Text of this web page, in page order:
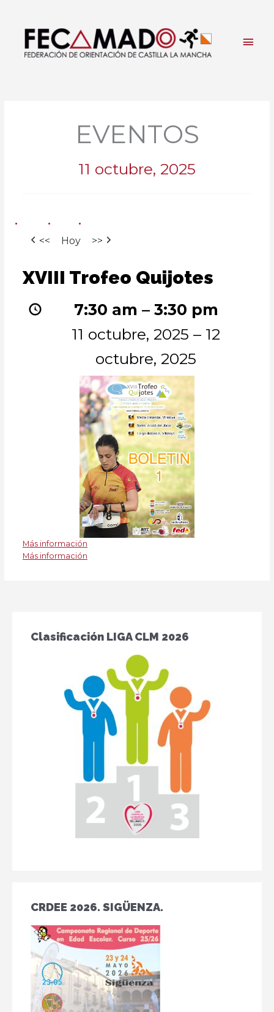
contenido
EVENTOS
11 octubre, 2025
<< Hoy >>
XVIII
Trofeo
XVIII Trofeo Quijotes
7:30 am – 3:30 pm
11 octubre, 2025 – 12
octubre, 2025
Más información
Más información
Clasificación LIGA CLM 2026
CRDEE 2026. SIGÜENZA.